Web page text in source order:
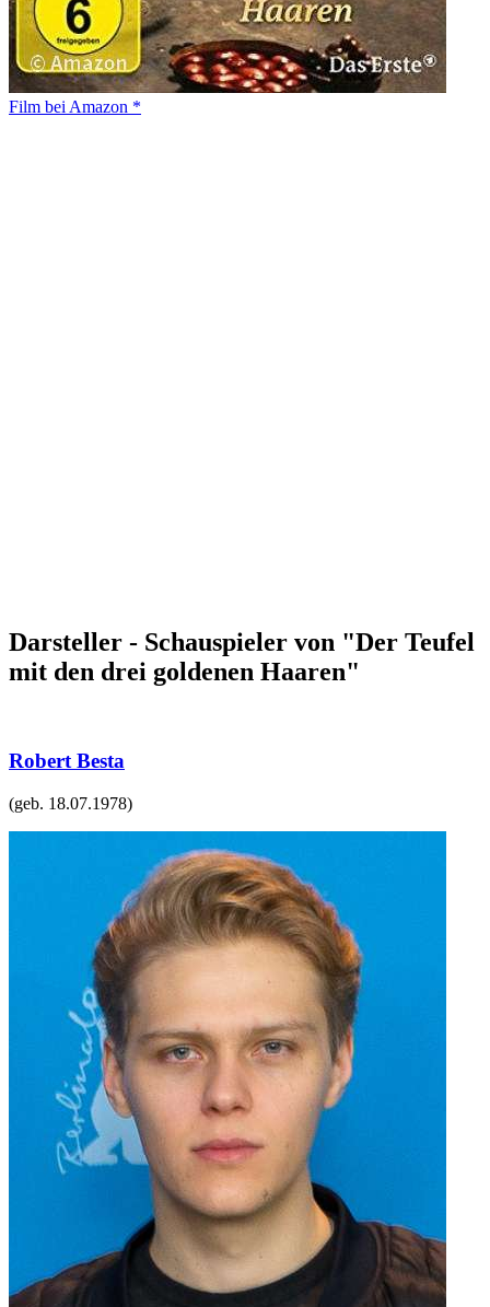
Film bei Amazon *
Darsteller - Schauspieler von "Der Teufel
mit den drei goldenen Haaren"
Robert Besta
(geb. 18.07.1978)